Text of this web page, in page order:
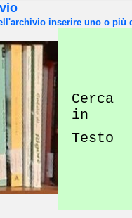
inserire uno o più
Cerca
in
Testo